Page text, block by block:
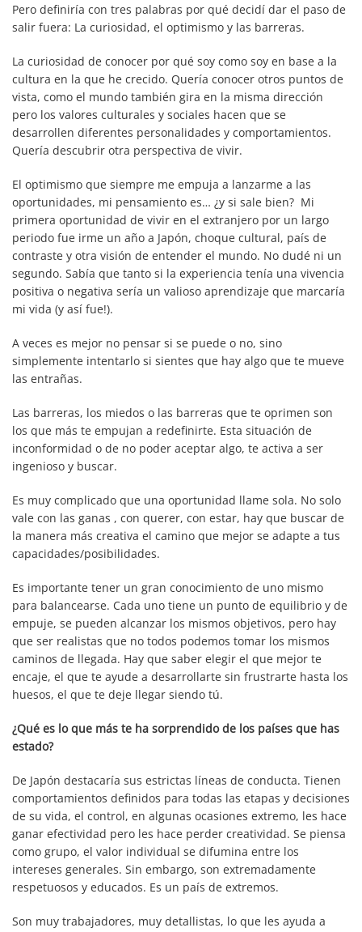
Pero definiría con tres palabras por qué decidí dar el paso de
salir fuera: La curiosidad, el optimismo y las barreras.
La curiosidad de conocer por qué soy como soy en base a la
cultura en la que he crecido. Quería conocer otros puntos de
vista, como el mundo también gira en la misma dirección
pero los valores culturales y sociales hacen que se
desarrollen diferentes personalidades y comportamientos.
Quería descubrir otra perspectiva de vivir.
El optimismo que siempre me empuja a lanzarme a las
oportunidades, mi pensamiento es… ¿y si sale bien? Mi
primera oportunidad de vivir en el extranjero por un largo
periodo fue irme un año a Japón, choque cultural, país de
contraste y otra visión de entender el mundo. No dudé ni un
segundo. Sabía que tanto si la experiencia tenía una vivencia
positiva o negativa sería un valioso aprendizaje que marcaría
mi vida (y así fue!).
A veces es mejor no pensar si se puede o no, sino
simplemente intentarlo si sientes que hay algo que te mueve
las entrañas.
Las barreras, los miedos o las barreras que te oprimen son
los que más te empujan a redefinirte. Esta situación de
inconformidad o de no poder aceptar algo, te activa a ser
ingenioso y buscar.
Es muy complicado que una oportunidad llame sola. No solo
vale con las ganas , con querer, con estar, hay que buscar de
la manera más creativa el camino que mejor se adapte a tus
capacidades/posibilidades.
Es importante tener un gran conocimiento de uno mismo
para balancearse. Cada uno tiene un punto de equilibrio y de
empuje, se pueden alcanzar los mismos objetivos, pero hay
que ser realistas que no todos podemos tomar los mismos
caminos de llegada. Hay que saber elegir el que mejor te
encaje, el que te ayude a desarrollarte sin frustrarte hasta los
huesos, el que te deje llegar siendo tú.
¿Qué es lo que más te ha sorprendido de los países que has
estado?
De Japón destacaría sus estrictas líneas de conducta. Tienen
comportamientos definidos para todas las etapas y decisiones
de su vida, el control, en algunas ocasiones extremo, les hace
ganar efectividad pero les hace perder creatividad. Se piensa
como grupo, el valor individual se difumina entre los
intereses generales. Sin embargo, son extremadamente
respetuosos y educados. Es un país de extremos.
Son muy trabajadores, muy detallistas, lo que les ayuda a